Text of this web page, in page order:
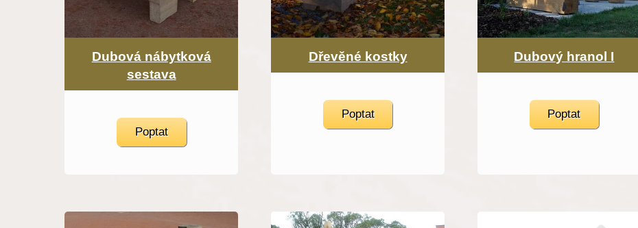
Dubová nábytková
sestava
Poptat
Dřevěné kostky
Poptat
Dubový hranol I
Poptat